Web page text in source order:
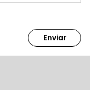
Enviar